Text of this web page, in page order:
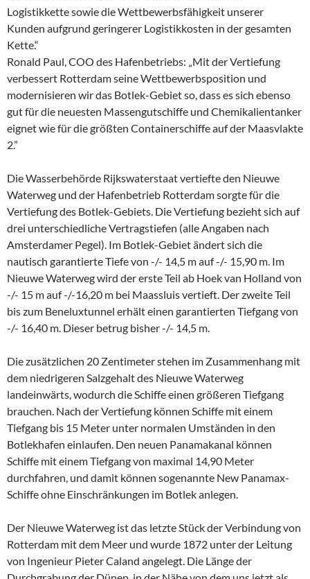
Logistikkette sowie die Wettbewerbsfähigkeit unserer
Kunden aufgrund geringerer Logistikkosten in der gesamten
Kette.“
Ronald Paul, COO des Hafenbetriebs: „Mit der Vertiefung
verbessert Rotterdam seine Wettbewerbsposition und
modernisieren wir das Botlek-Gebiet so, dass es sich ebenso
gut für die neuesten Massengutschiffe und Chemikalientanker
eignet wie für die größten Containerschiffe auf der Maasvlakte
2.”
Die Wasserbehörde Rijkswaterstaat vertiefte den Nieuwe
Waterweg und der Hafenbetrieb Rotterdam sorgte für die
Vertiefung des Botlek-Gebiets. Die Vertiefung bezieht sich auf
drei unterschiedliche Vertragstiefen (alle Angaben nach
Amsterdamer Pegel). Im Botlek-Gebiet ändert sich die
nautisch garantierte Tiefe von -/- 14,5 m auf -/- 15,90 m. Im
Nieuwe Waterweg wird der erste Teil ab Hoek van Holland von
-/- 15 m auf -/-16,20 m bei Maassluis vertieft. Der zweite Teil
bis zum Beneluxtunnel erhält einen garantierten Tiefgang von
-/- 16,40 m. Dieser betrug bisher -/- 14,5 m.
Die zusätzlichen 20 Zentimeter stehen im Zusammenhang mit
dem niedrigeren Salzgehalt des Nieuwe Waterweg
landeinwärts, wodurch die Schiffe einen größeren Tiefgang
brauchen. Nach der Vertiefung können Schiffe mit einem
Tiefgang bis 15 Meter unter normalen Umständen in den
Botlekhafen einlaufen. Den neuen Panamakanal können
Schiffe mit einem Tiefgang von maximal 14,90 Meter
durchfahren, und damit können sogenannte New Panamax-
Schiffe ohne Einschränkungen im Botlek anlegen.
Der Nieuwe Waterweg ist das letzte Stück der Verbindung von
Rotterdam mit dem Meer und wurde 1872 unter der Leitung
von Ingenieur Pieter Caland angelegt. Die Länge der